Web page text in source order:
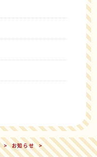
> お知らせ >